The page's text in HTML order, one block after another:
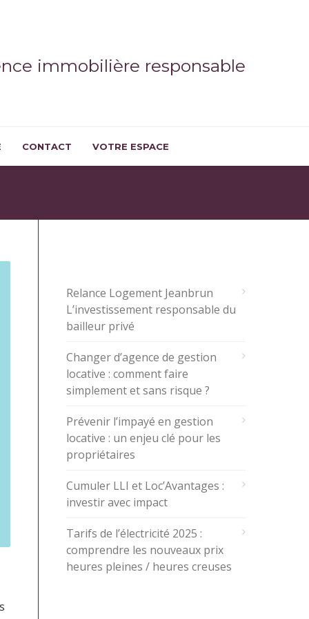
immobilière responsable
CONTACT VOTRE ESPACE
Relance Logement Jeanbrun
L’investissement responsable du
bailleur privé
Changer d’agence de gestion
locative : comment faire
simplement et sans risque ?
Prévenir l’impayé en gestion
locative : un enjeu clé pour les
propriétaires
Cumuler LLI et Loc’Avantages :
investir avec impact
Tarifs de l’électricité 2025 :
comprendre les nouveaux prix
heures pleines / heures creuses